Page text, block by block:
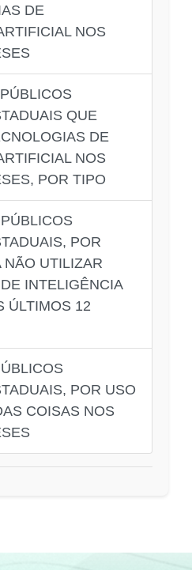
DE
NOS
QUE
DE
NOS
POR TIPO
POR
NÃO UTILIZAR
INTELIGÊNCIA
ÚLTIMOS 12
POR USO
COISAS NOS